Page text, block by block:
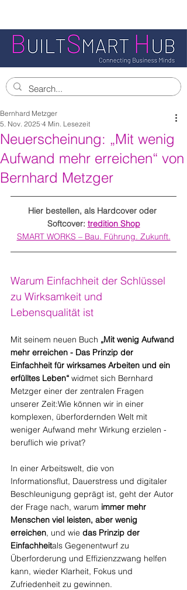
Neuerscheinung: „Mit wenig
Aufwand mehr erreichen“ von
Bernhard Metzger
Bernhard Metzger
5. Nov. 2025 4 Min. Lesezeit
Hier bestellen, als Hardcover oder
Softcover: tredition Shop
SMART WORKS – Bau. Führung. Zukunft.
Warum Einfachheit der Schlüssel
zu Wirksamkeit und
Lebensqualität ist
Mit seinem neuen Buch „Mit wenig Aufwand
mehr erreichen - Das Prinzip der
Einfachheit für wirksames Arbeiten und ein
erfülltes Leben“ widmet sich Bernhard
Metzger einer der zentralen Fragen
unserer Zeit:Wie können wir in einer
komplexen, überfordernden Welt mit
weniger Aufwand mehr Wirkung erzielen -
beruflich wie privat?
In einer Arbeitswelt, die von
Informationsflut, Dauerstress und digitaler
Beschleunigung geprägt ist, geht der Autor
der Frage nach, warum immer mehr
Menschen viel leisten, aber wenig
erreichen, und wie das Prinzip der
Einfachheitals Gegenentwurf zu
Überforderung und Effizienzzwang helfen
kann, wieder Klarheit, Fokus und
Zufriedenheit zu gewinnen.